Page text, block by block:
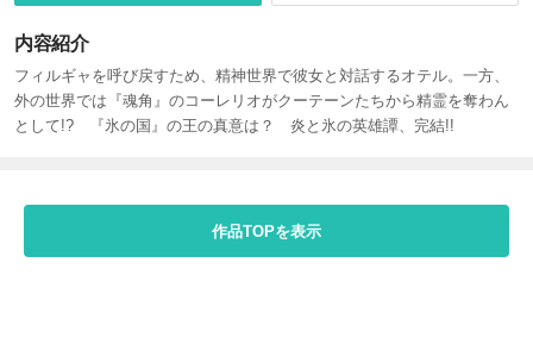
内容紹介
フィルギャを呼び戻すため、精神世界で彼女と対話するオテル。一方、
外の世界では『魂角』のコーレリオがクーテーンたちから精霊を奪わん
として!?　『氷の国』の王の真意は？　炎と氷の英雄譚、完結!!
作品TOPを表示